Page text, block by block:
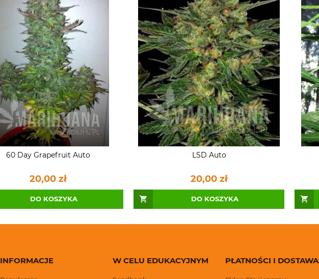
60 Day Grapefruit Auto
20,00 zł
DO KOSZYKA
LSD Auto
20,00 zł
DO KOSZYKA
INFORMACJE W CELU EDUKACYJNYM PŁATNOŚCI I DOSTAWA